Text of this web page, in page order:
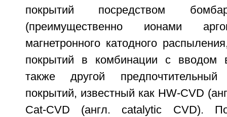
покрытий посредством
(преимущественно ионами
магнетронного катодного
покрытий в комбинации с вводом
также другой
покрытий, известный как HW-CVD
Cat-CVD (англ. catalytic CVD).